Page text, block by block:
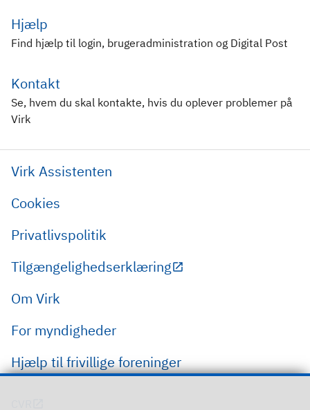
Hjælp
Find hjælp til login, brugeradministration og Digital Post
Kontakt
Se, hvem du skal kontakte, hvis du oplever problemer på
Virk
Virk Assistenten
Cookies
Privatlivspolitik
Tilgængelighedserklæring
Om Virk
For myndigheder
Hjælp til frivillige foreninger